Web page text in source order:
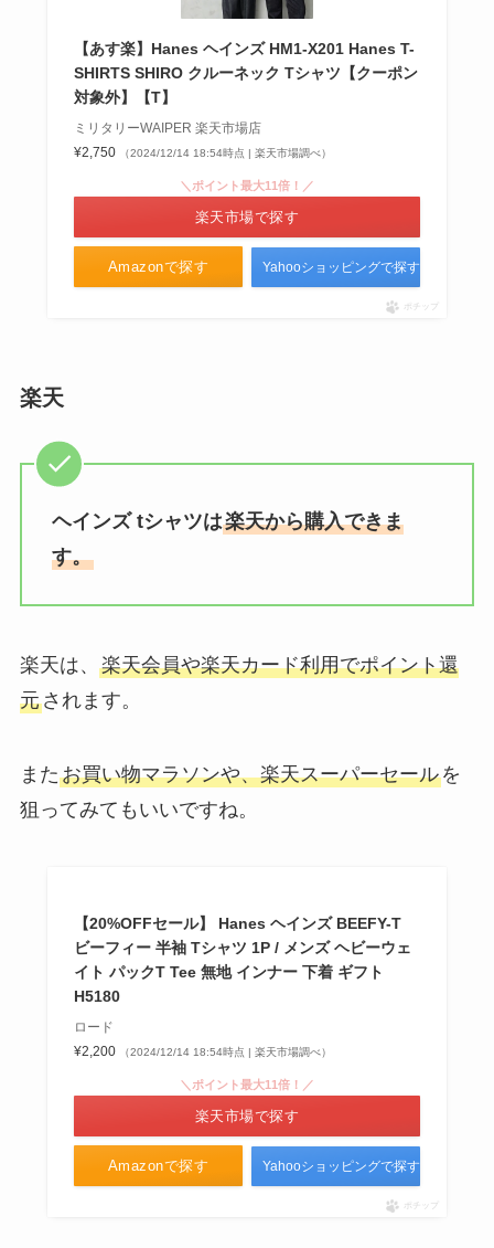
【あす楽】Hanes ヘインズ HM1-X201 Hanes T-
SHIRTS SHIRO クルーネック Tシャツ【クーポン
対象外】【T】
ミリタリーWAIPER 楽天市場店
¥2,750
（2024/12/14 18:54時点 | 楽天市場調べ）
Amazonで探す
＼ポイント最大11倍！／
楽天市場で探す
Yahooショッピングで探す
ポチップ
楽天
ヘインズ tシャツは楽天から購入できま
す。
楽天は、 楽天会員や楽天カード利用でポイント還
元されます。
またお買い物マラソンや、楽天スーパーセールを
狙ってみてもいいですね。
【20%OFFセール】 Hanes ヘインズ BEEFY-T
ビーフィー 半袖 Tシャツ 1P / メンズ ヘビーウェ
イト パックT Tee 無地 インナー 下着 ギフト
H5180
ロード
¥2,200
（2024/12/14 18:54時点 | 楽天市場調べ）
Amazonで探す
＼ポイント最大11倍！／
楽天市場で探す
Yahooショッピングで探す
ポチップ